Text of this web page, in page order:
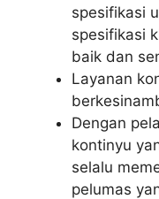
spesifikasi
spesifikasi
baik dan
Layanan
Dengan
kontinyu
selalu
pelumas